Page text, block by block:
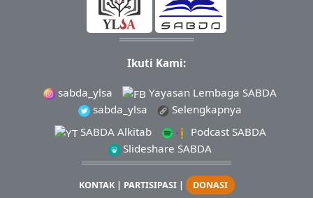
Ikuti Kami:
sabda_ylsa
Yayasan Lembaga SABDA
sabda_ylsa
Selengkapnya
SABDA Alkitab
Podcast SABDA
Slideshare SABDA
KONTAK| PARTISIPASI| DONASI